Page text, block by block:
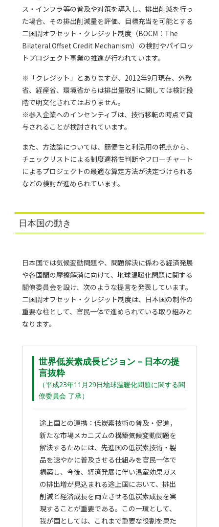
ス・インフラ等の普及や対策を導入し、排出削減を行っ
た場合、その排出削減量を評価、目標充当を可能とする
二国間オフセット・クレジット制度（BOCM：The
Bilateral Offset Credit Mechanism）の検討やパイロッ
トプロジェクト事業の推進が行われています。
※「クレジット」とありますが、2012年9月現在、外務
省、経産省、環境省からは排出量取引に関しては検討段
階で明文化されてはおりません。
※参入企業へのインセンティブは、技術移転の時点で貸
与されることが検討されています。
また、方法論については、簡便性と利活用の視点から、
チェックリストによる制度適格性判断やフローチャート
によるプロジェクトの最適な算定方法が決定づけられる
などの検討が進められています。
日本国の動き
日本国では気候変動問題や、問題解決に係わる経済発展
や各国間の摩擦解消に向けて、地球温暖化問題に関する
閣僚委員会を設け、次のような提言を発表しています。
二国間オフセット・クレジット制度は、日本国の制作の
重要な柱として、官民一体で進められている取り組みと
なります。
世界低炭素成長ビジョン－日本の提
言抜粋
（平成23年11月29日地球温暖化問題に関する閣
僚委員会 了承）
途上国との連携：低炭素技術の普及・促進，
新たな市場メカニズムの構築気候変動問題を
解決するためには、先進国の低炭素技術・製
品を速やかに普及させる仕組みを官民一体で
構築し、今後、経済発展に伴い温室効果ガス
の排出増が見込まれる途上国において、排出
削減と経済成長を両立させる低炭素成長を実
現することが重要である。この一環として、
我が国としては、これまで重要な役割を果た